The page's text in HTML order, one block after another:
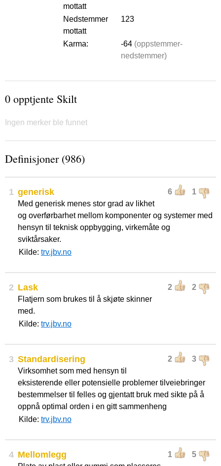
mottatt
Nedstemmer
mottatt
123
Karma: -64 (oppstemmer-
nedstemmer)
0 opptjente Skilt
Ingen merker ble funnet
Definisjoner (986)
1 6 1
generisk
Med generisk menes stor grad av likhet
og overførbarhet mellom komponenter og systemer med
hensyn til teknisk oppbygging, virkemåte og
sviktårsaker.
Kilde: trv.jbv.no
2 2 2
Lask
Flatjern som brukes til å skjøte skinner
med.
Kilde: trv.jbv.no
3 2 3
Standardisering
Virksomhet som med hensyn til
eksisterende eller potensielle problemer tilveiebringer
bestemmelser til felles og gjentatt bruk med sikte på å
oppnå optimal orden i en gitt sammenheng
Kilde: trv.jbv.no
4 1 5
Mellomlegg